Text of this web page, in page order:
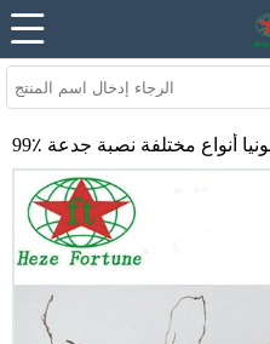
أنواع مختلفة نصبة جدعة